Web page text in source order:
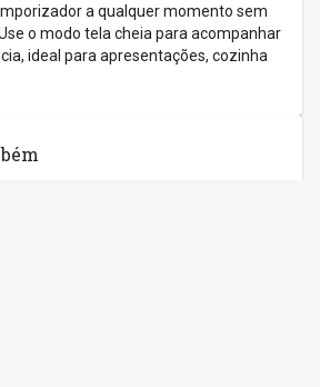
a qualquer momento sem
o modo tela cheia para acompanhar
ideal para apresentações, cozinha